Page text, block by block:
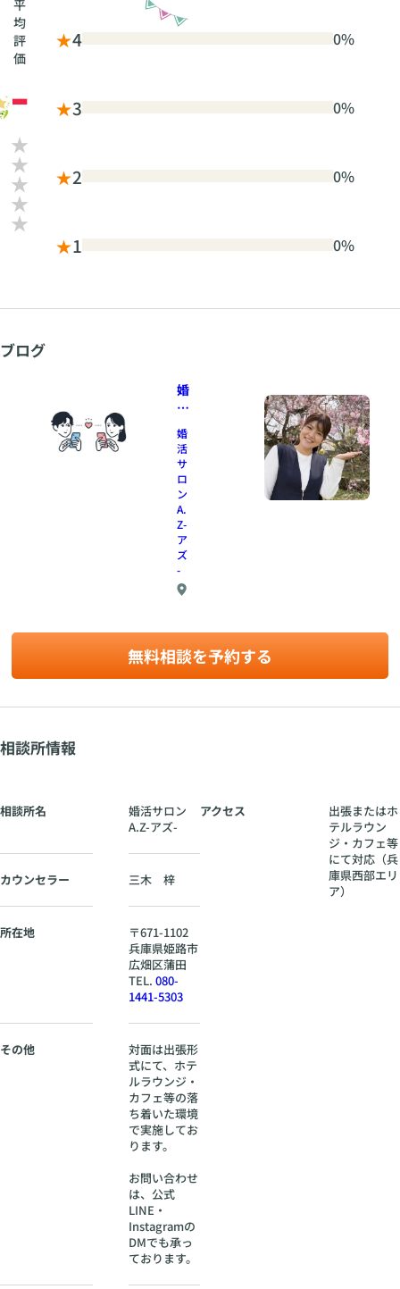
平
均
評
価
-
★4 0%
★3 0%
★2 0%
★1 0%
ブログ
婚
活
は
「
正
解
探
し
」
に
な
っ
せ
ん
？
婚
活
サ
ロ
ン
A.
Z-
ア
ズ
-
た
テ
・
ェ
て
対
応
（
兵
庫
西
部
エ
リ
ア
）
無料相談を予約する
相談所情報
相談所名
婚活サロン
A.Z-アズ-
カウンセラー 三木 梓
所在地 〒671-1102
兵庫県姫路市
広畑区蒲田
TEL. 080-
1441-5303
その他
対面は出張形
式にて、ホテ
ルラウンジ・
カフェ等の落
ち着いた環境
で実施してお
ります。
お問い合わせ
は、公式
LINE・
Instagramの
DMでも承っ
ております。
アクセス
出張またはホ
テルラウン
ジ・カフェ等
にて対応（兵
庫県西部エリ
ア）